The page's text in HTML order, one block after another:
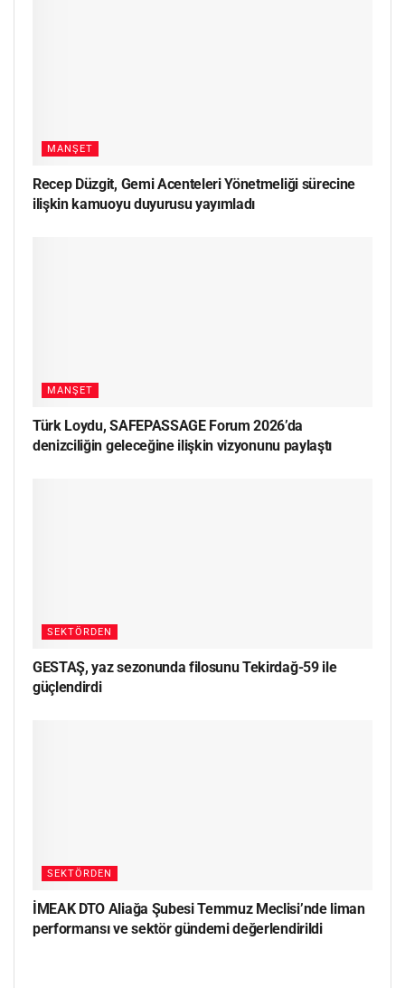
MANŞET
Recep Düzgit, Gemi Acenteleri Yönetmeliği sürecine
ilişkin kamuoyu duyurusu yayımladı
MANŞET
Türk Loydu, SAFEPASSAGE Forum 2026’da
denizciliğin geleceğine ilişkin vizyonunu paylaştı
SEKTÖRDEN
GESTAŞ, yaz sezonunda filosunu Tekirdağ-59 ile
güçlendirdi
SEKTÖRDEN
İMEAK DTO Aliağa Şubesi Temmuz Meclisi’nde liman
performansı ve sektör gündemi değerlendirildi